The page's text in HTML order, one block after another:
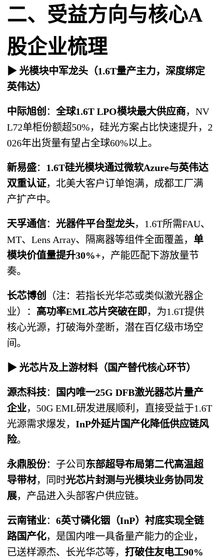
二、受益方向与核心A
股企业梳理
▶ 光模块中军龙头（1.6T量产主力，深度绑定
英伟达）
中际旭创 ：全球1.6T LPO模块最大供应商，NV
L72单柜份额超50%，硅光方案占比快速提升，2
026年出货量有望占全球60%以上。
新易盛： 1.6T硅光模块通过微软Azure与英伟达
双重认证，北美大客户订单饱满，成都工厂满
产扩产中。
天孚通信： 光器件平台型龙头，1.6T所需FAU、
MT、Lens Array、隔离器等组件全面覆盖， 单
模块价值量提升30%+，产能匹配下游放量节
奏。
长芯博创
（注：若指长光华芯或类似激光器企
业）： 高功率EML芯片突破在即，为1.6T提供
核心光源，打破海外垄断，潜在百亿级市场空
间。
▶ 光芯片及上游材料（国产替代核心环节）
源杰科技：
国内唯一25G DFB激光器芯片量产
企业，50G EML研发进展顺利，直接受益于1.6T
光源需求爆发，InP外延片国产化降低供应链风
险。
永鼎股份：子公司东部超导布局第二代高温超
导带材，同时光芯片封测与光模块业务协同发
展，产品进入头部客户供应链。
云南锗业：6英寸磷化铟（InP）衬底实现全链
路国产化，是国内唯一具备量产能力的企业，
已送样源杰、长光华芯等，打破住友电工90%